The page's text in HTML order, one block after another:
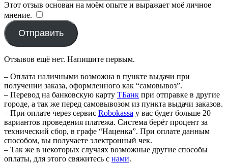
Этот отзыв основан на моём опыте и выражает моё личное
мнение.
Отправить
Отзывов ещё нет. Напишите первым.
– Оплата наличными возможна в пункте выдачи при
получении заказа, оформленного как “самовывоз”.
– Перевод на банковскую карту TБанк при отправке в другие
городе, а так же перед самовывозом из пункта выдачи заказов.
– При оплате через сервис Robokassa у вас будет больше 20
вариантов проведения платежа. Система берёт процент за
технический сбор, в графе “Наценка”. При оплате данным
способом, вы получаете электронный чек.
– Так же в некоторых случаях возможные другие способы
оплаты, для этого свяжитесь с нами.